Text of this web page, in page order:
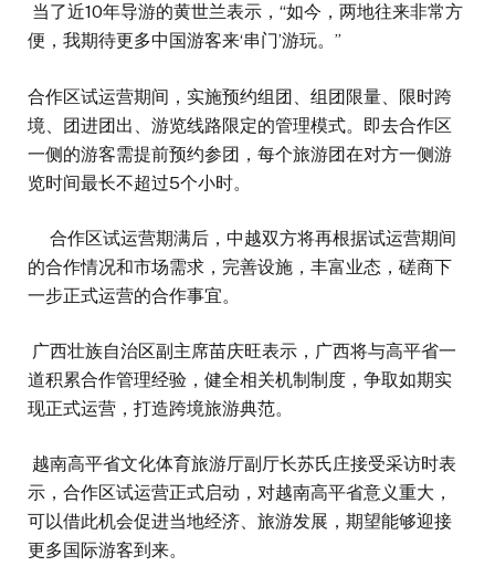
当了近10年导游的黄世兰表示，“如今，两地往来非常方
便，我期待更多中国游客来‘串门’游玩。”
合作区试运营期间，实施预约组团、组团限量、限时跨
境、团进团出、游览线路限定的管理模式。即去合作区
一侧的游客需提前预约参团，每个旅游团在对方一侧游
览时间最长不超过5个小时。
合作区试运营期满后，中越双方将再根据试运营期间
的合作情况和市场需求，完善设施，丰富业态，磋商下
一步正式运营的合作事宜。
广西壮族自治区副主席苗庆旺表示，广西将与高平省一
道积累合作管理经验，健全相关机制制度，争取如期实
现正式运营，打造跨境旅游典范。
越南高平省文化体育旅游厅副厅长苏氏庄接受采访时表
示，合作区试运营正式启动，对越南高平省意义重大，
可以借此机会促进当地经济、旅游发展，期望能够迎接
更多国际游客到来。